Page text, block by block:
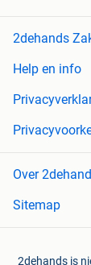
2dehands
Help en info
Over
Sitemap
2dehands is